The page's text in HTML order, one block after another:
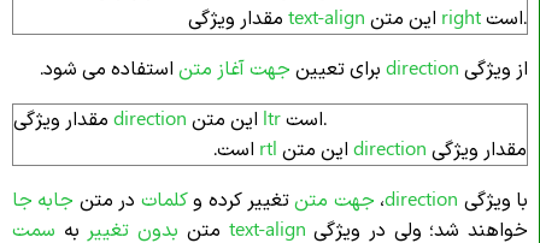
text-align right
است.
از ویژگی direction برای تعیین جهت آغاز متن استفاده می‌ شود.
direction ltr
است.
مقدار ویژگی direction این متن rtl است.
با ویژگی direction، جهت متن تغییر کرده وکلمات در متن جابه جا
خواهند شد؛ ولی در ویژگی
متن بدون تغییر به سمت